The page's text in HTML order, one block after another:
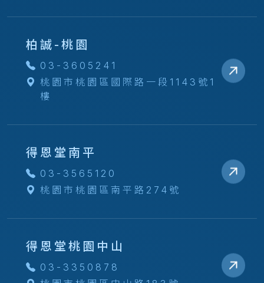
柏誠-桃園
03-3605241
桃園市桃園區國際路一段1143號1
樓
得恩堂南平
03-3565120
桃園市桃園區南平路274號
得恩堂桃園中山
03-3350878